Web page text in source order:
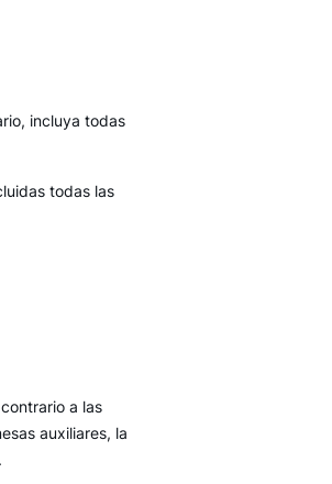
incluya todas
todas las
a las
auxiliares, la